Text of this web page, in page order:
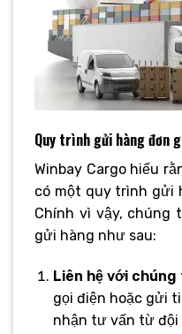
Quy trình gửi hàng đơn
Winbay Cargo hiểu
có một quy trình gửi
Chính vì vậy, chúng
gửi hàng như sau:
Liên hệ với chúng
gọi điện hoặc gửi
nhận tư vấn từ đội